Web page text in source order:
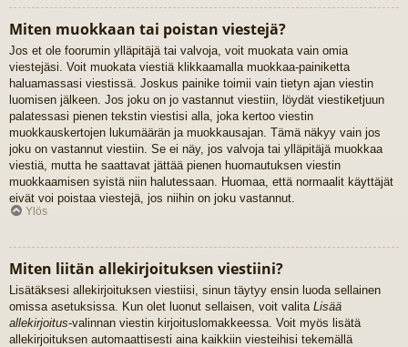
Miten muokkaan tai poistan viestejä?
Jos et ole foorumin ylläpitäjä tai valvoja, voit muokata vain omia
viestejäsi. Voit muokata viestiä klikkaamalla muokkaa-painiketta
haluamassasi viestissä. Joskus painike toimii vain tietyn ajan viestin
luomisen jälkeen. Jos joku on jo vastannut viestiin, löydät viestiketjuun
palatessasi pienen tekstin viestisi alla, joka kertoo viestin
muokkauskertojen lukumäärän ja muokkausajan. Tämä näkyy vain jos
joku on vastannut viestiin. Se ei näy, jos valvoja tai ylläpitäjä muokkaa
viestiä, mutta he saattavat jättää pienen huomautuksen viestin
muokkaamisen syistä niin halutessaan. Huomaa, että normaalit käyttäjät
eivät voi poistaa viestejä, jos niihin on joku vastannut.
Ylös
Miten liitän allekirjoituksen viestiini?
Lisätäksesi allekirjoituksen viestiisi, sinun täytyy ensin luoda sellainen
omissa asetuksissa. Kun olet luonut sellaisen, voit valita Lisää
allekirjoitus-valinnan viestin kirjoituslomakkeessa. Voit myös lisätä
allekirjoituksen automaattisesti aina kaikkiin viesteihisi tekemällä